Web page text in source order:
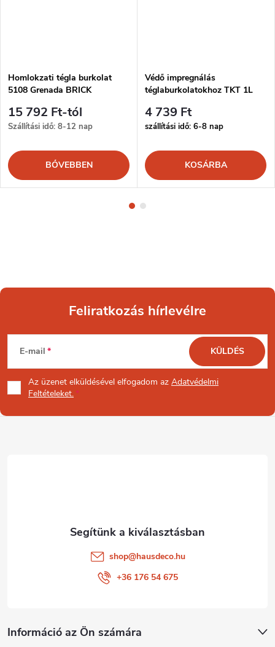
Homlokzati tégla burkolat
5108 Grenada BRICK
15 792 Ft-tól
Szállítási idő: 8-12 nap
BŐVEBBEN
Védő impregnálás
téglaburkolatokhoz TKT 1L
4 739 Ft
szállítási idő: 6-8 nap
KOSÁRBA
L
á
b
Feliratkozás hírlevélre
E-mail
Az üzenet elküldésével elfogadom az Adatvédelmi
Feltételeket.
KÜLDÉS
Információ az Ön számára
shop@hausdeco.hu
+36 176 54 675